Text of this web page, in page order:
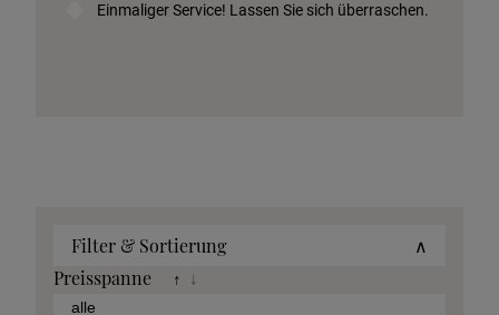
Einmaliger Service! Lassen Sie sich überraschen.
Filter & Sortierung
∧
Preisspanne
↑ ↓